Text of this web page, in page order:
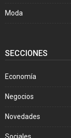
Moda
SECCIONES
Economía
Negocios
Novedades